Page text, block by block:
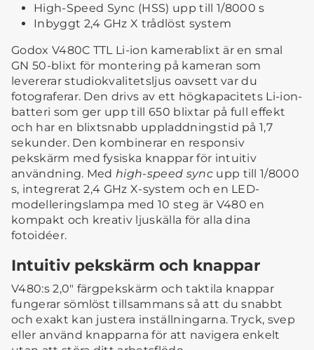
High-Speed Sync (HSS) upp till 1/8000 s
Inbyggt 2,4 GHz X trådlöst system
Godox V480C TTL Li-ion kamerablixt är en smal
GN 50-blixt för montering på kameran som
levererar studiokvalitetsljus oavsett var du
fotograferar. Den drivs av ett högkapacitets Li-ion-
batteri som ger upp till 650 blixtar på full effekt
och har en blixtsnabb uppladdningstid på 1,7
sekunder. Den kombinerar en responsiv
pekskärm med fysiska knappar för intuitiv
användning. Med high-speed syncupp till 1/8000
s, integrerat 2,4 GHz X-system och en LED-
modelleringslampa med 10 steg är V480 en
kompakt och kreativ ljuskälla för alla dina
fotoidéer.
Intuitiv pekskärm och knappar
V480:s 2,0" färgpekskärm och taktila knappar
fungerar sömlöst tillsammans så att du snabbt
och exakt kan justera inställningarna. Tryck, svep
eller använd knapparna för att navigera enkelt